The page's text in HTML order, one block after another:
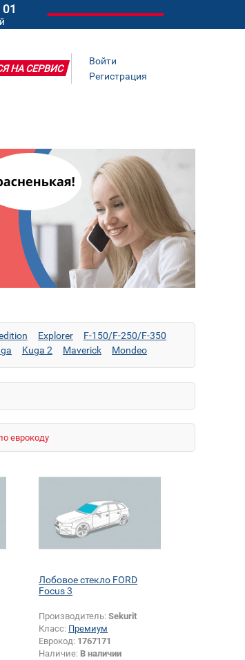
Войти
Регистрация
НА СЕРВИС
Explorer
F-150/F-250/F-350
Kuga 2 Maverick
Mondeo
еврокоду
Лобовое стекло FORD
Focus 3
Производитель:Sekurit
Класс: Премиум
Еврокод: 1767171
Наличие: В наличии